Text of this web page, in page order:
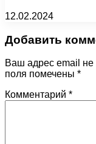
12.02.2024
Добавить
Ваш адрес email не
поля помечены *
Комментарий *